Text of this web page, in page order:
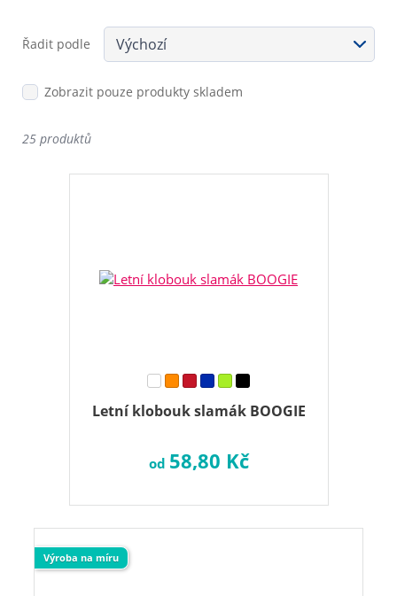
Řadit podle
Zobrazit pouze produkty skladem
25 produktů
Letní klobouk slamák BOOGIE
od 58,80 Kč
Výroba na míru